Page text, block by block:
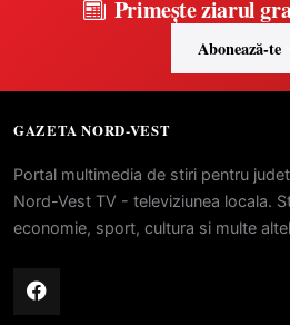
Primește ziarul
Abonează-te
GAZETA NORD-VEST
Portal multimedia de stiri pentru
Nord-Vest TV - televiziunea locala.
economie, sport, cultura si multe